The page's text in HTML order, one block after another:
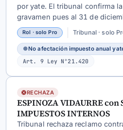
por yate. El tribunal confirma
gravamen pues al 31 de
bruto oficial era 20,56
no afectación) y no se acreditó
federados.
Rol · solo Pro Tribunal · solo
●No afectación impuesto anual
Art. 9 Ley N°21.420
RECHAZA
ESPINOZA VIDAURRE con
IMPUESTOS INTERNOS
Tribunal rechaza reclamo